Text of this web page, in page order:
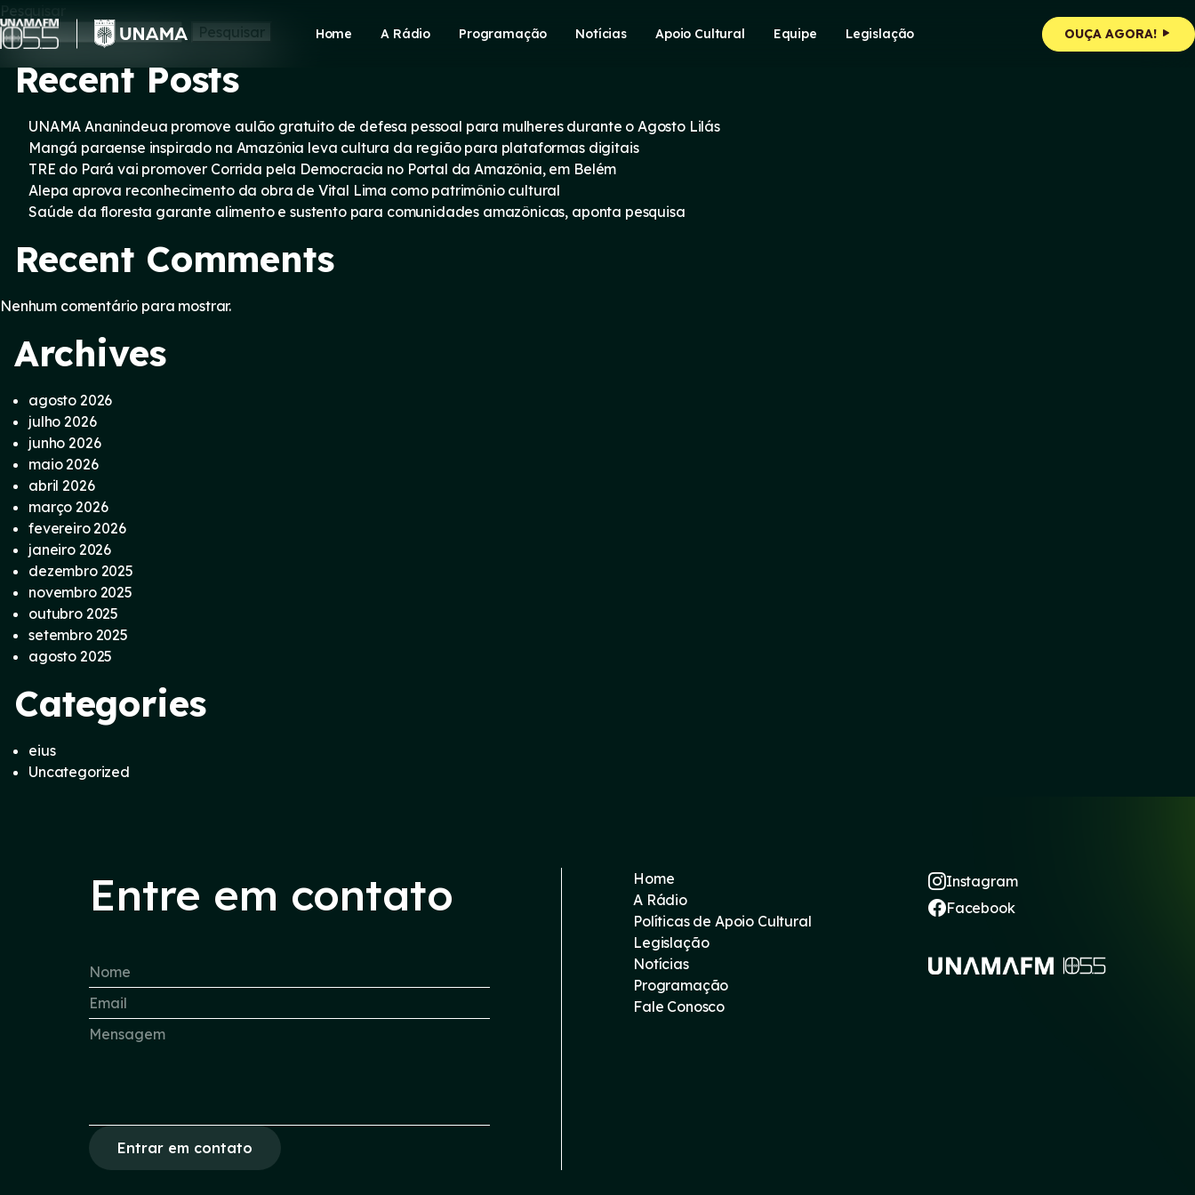
Skip
to
content
Home A Rádio Programação Notícias Apoio Cultural Equipe Legislação OUÇA AGORA!
Pesquisar
Pesquisar
Recent Posts
UNAMA Ananindeua promove aulão gratuito de defesa pessoal para mulheres durante o Agosto Lilás
Mangá paraense inspirado na Amazônia leva cultura da região para plataformas digitais
TRE do Pará vai promover Corrida pela Democracia no Portal da Amazônia, em Belém
Alepa aprova reconhecimento da obra de Vital Lima como patrimônio cultural
Saúde da floresta garante alimento e sustento para comunidades amazônicas, aponta pesquisa
Recent Comments
Nenhum comentário para mostrar.
Archives
agosto 2026
julho 2026
junho 2026
maio 2026
abril 2026
março 2026
fevereiro 2026
janeiro 2026
dezembro 2025
novembro 2025
outubro 2025
setembro 2025
agosto 2025
Categories
eius
Uncategorized
Entre em contato
Entrar em contato
Home
A Rádio
Políticas de Apoio Cultural
Legislação
Notícias
Programação
Fale Conosco
Instagram
Facebook